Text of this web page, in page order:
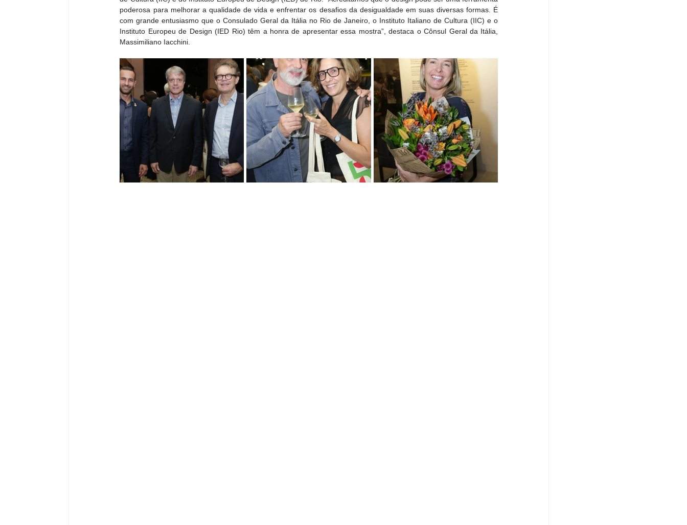
poderosa para melhorar a qualidade de vida e enfrentar os desafios da desigualdade em suas diversas formas. É
com grande entusiasmo que o Consulado Geral da Itália no Rio de Janeiro, o Instituto Italiano de Cultura (IIC) e o
Instituto Europeu de Design (IED Rio) têm a honra de apresentar essa mostra”, destaca o Cônsul Geral da Itália,
Massimiliano Iacchini.